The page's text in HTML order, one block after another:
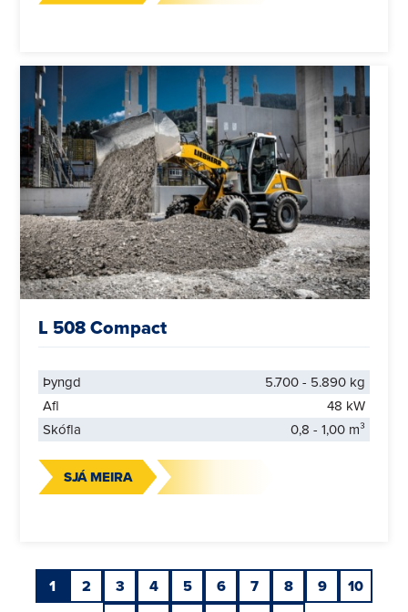
L 508 Compact
Þyngd
5.700 - 5.890 kg
Afl
48 kW
Skófla
0,8 - 1,00 m³
SJÁ MEIRA
1 2 3 4 5 6 7 8 9
10